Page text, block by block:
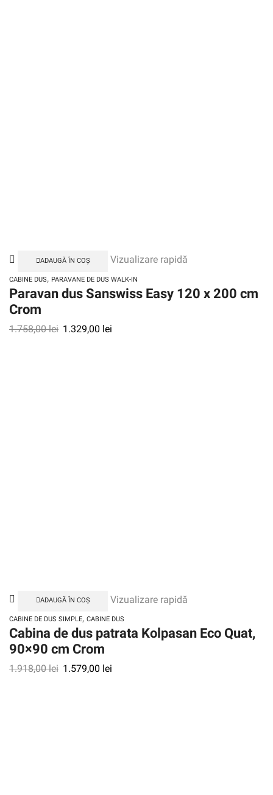
ADAUGĂ ÎN COȘ Vizualizare rapidă
CABINE DUS, PARAVANE DE DUS WALK-IN
Paravan dus Sanswiss Easy 120 x 200 cm
Crom
1.758,00lei 1.329,00 lei
ADAUGĂ ÎN COȘ Vizualizare rapidă
CABINE DE DUS SIMPLE, CABINE DUS
Cabina de dus patrata Kolpasan Eco Quat,
90×90 cm Crom
1.918,00lei 1.579,00 lei